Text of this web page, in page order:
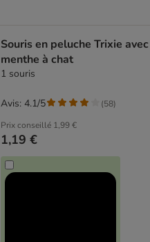
Souris en peluche Trixie avec
menthe à chat
1 souris
Prix conseillé 1,99 €
1,19 €
Avis: 4.1/5 (58)